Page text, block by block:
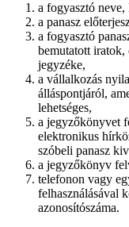
a fogyasztó neve,
a panasz
a fogyasztó
bemutatott
jegyzéke,
a vállalkozás
álláspontjáról,
lehetséges,
a jegyzőkönyvet
elektronikus
szóbeli panasz
a jegyzőkönyv
telefonon vagy
felhasználásával
azonosítószáma.